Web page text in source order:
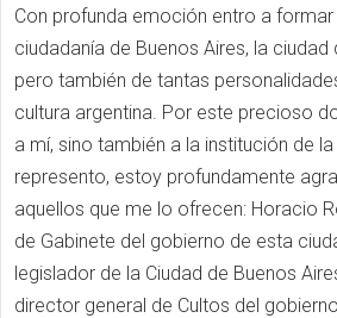
Con profunda emoción entro a
ciudadanía de Buenos Aires, la
pero también de tantas
cultura argentina. Por este precioso
a mí, sino también a la institución de
represento, estoy profundamente
aquellos que me lo ofrecen: Horacio
de Gabinete del gobierno de esta
legislador de la Ciudad de Buenos
director general de Cultos del